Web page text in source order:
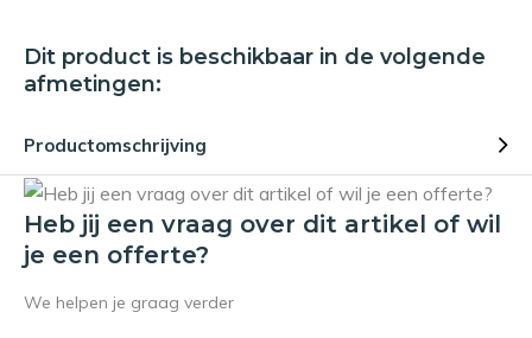
Dit product is beschikbaar in de volgende
afmetingen:
Productomschrijving
Heb jij een vraag over dit artikel of wil
je een offerte?
We helpen je graag verder